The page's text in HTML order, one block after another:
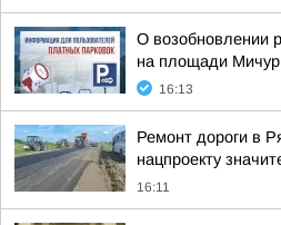
О возобновлении
на площади
16:13
Ремонт дороги в
нацпроекту
16:11